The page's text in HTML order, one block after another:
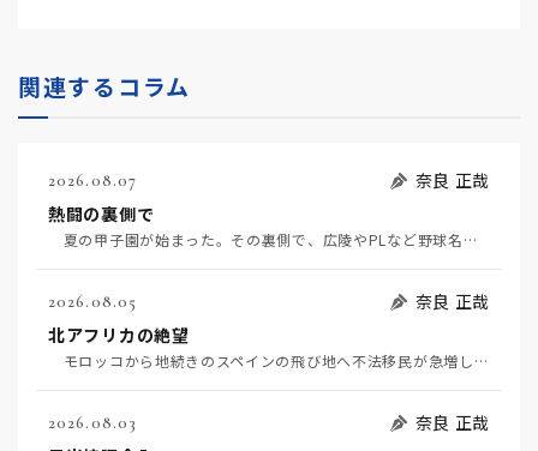
関連するコラム
2026.08.07
奈良 正哉
熱闘の裏側で
夏の甲子園が始まった。その裏側で、広陵やPLなど野球名門校（だった）の不祥事のその後について、「熱…
2026.08.05
奈良 正哉
北アフリカの絶望
モロッコから地続きのスペインの飛び地へ不法移民が急増していて、当地の大問題となっている。「海を泳い…
2026.08.03
奈良 正哉